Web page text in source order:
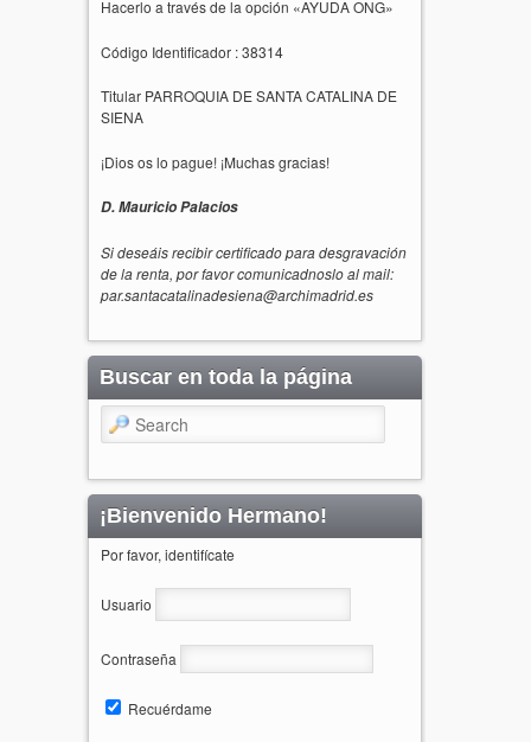
Hacerlo a través de la opción «AYUDA ONG»
Código Identificador : 38314
Titular PARROQUIA DE SANTA CATALINA DE
SIENA
¡Dios os lo pague! ¡Muchas gracias!
D. Mauricio Palacios
Si deseáis recibir certificado para desgravación
de la renta, por favor comunicadnoslo al mail:
par.santacatalinadesiena@archimadrid.es
Buscar en toda la página
Search
¡Bienvenido Hermano!
Por favor, identifícate
Usuario
Contraseña
Recuérdame